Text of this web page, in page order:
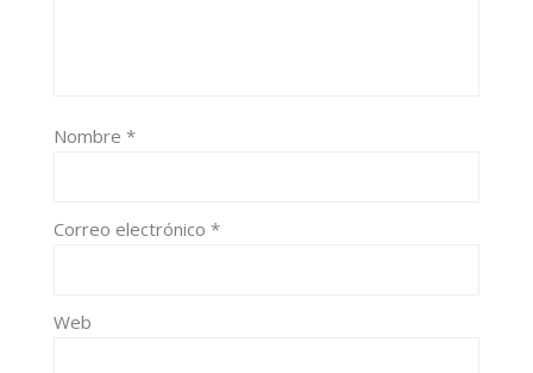
Nombre *
Correo electrónico *
Web